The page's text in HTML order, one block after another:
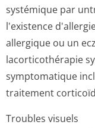
systémique par
l'existence
allergique ou un
lacorticothérapie
symptomatique
traitement
Troubles visuels